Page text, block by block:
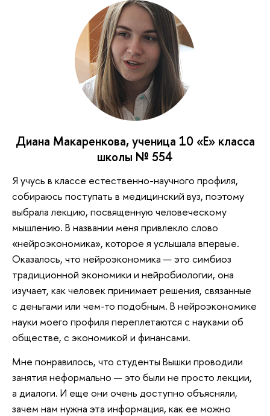
Диана Макаренкова, ученица 10 «Е» класса
школы № 554
Я учусь в классе естественно-научного профиля,
собираюсь поступать в медицинский вуз, поэтому
выбрала лекцию, посвященную человеческому
мышлению. В названии меня привлекло слово
«нейроэкономика», которое я услышала впервые.
Оказалось, что нейроэкономика — это симбиоз
традиционной экономики и нейробиологии, она
изучает, как человек принимает решения, связанные
с деньгами или чем-то подобным. В нейроэкономике
науки моего профиля переплетаются с науками об
обществе, с экономикой и финансами.
Мне понравилось, что студенты Вышки проводили
занятия неформально — это были не просто лекции,
а диалоги. И еще они очень доступно объясняли,
зачем нам нужна эта информация, как ее можно